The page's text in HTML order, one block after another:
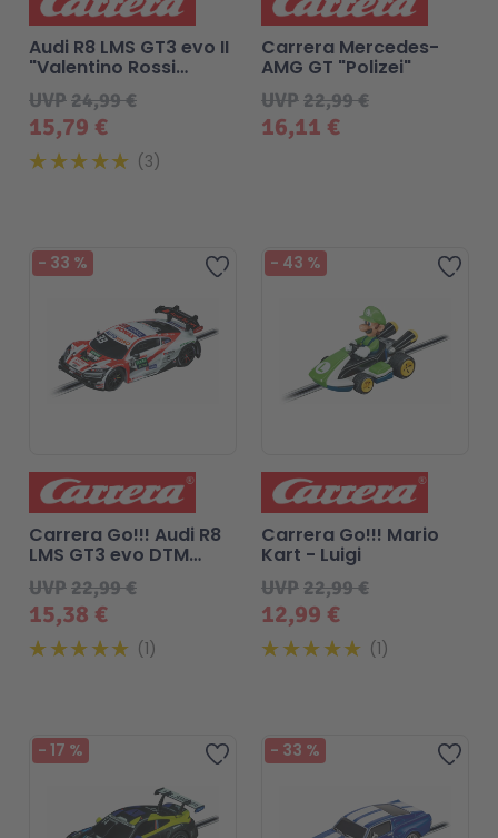
15,79 €
UVP24,99 €
Audi R8 LMS GT3 evo II
"Valentino Rossi
No.46"
3
16,11 €
UVP22,99 €
Carrera Mercedes-
AMG GT "Polizei"
Zur Wunschliste hinzufügen
- 33 %
15,38 €
UVP22,99 €
Carrera Go!!! Audi R8
LMS GT3 evo DTM
Rene Rast No.33
1
Zur
- 43 %
12,99 €
UVP22,99 €
Carrera Go!!! Mario
Kart - Luigi
1
Zur Wunschliste hinzufügen
- 17 % Zur
- 33 %